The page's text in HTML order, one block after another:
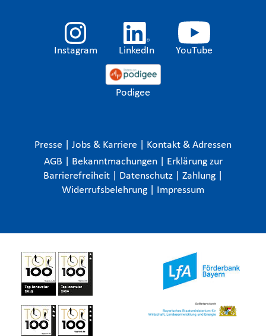
Instagram LinkedIn YouTube
Podigee
Presse Jobs & Karriere
Kontakt & Adressen
AGB
Bekanntmachungen
Erklärung zur
Barrierefreiheit
Datenschutz Zahlung
Widerrufsbelehrung
Impressum